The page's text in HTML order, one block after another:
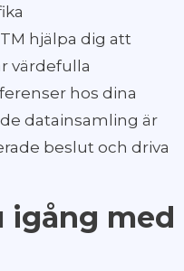
hjälpa dig att
värdefulla
hos dina
datainsamling är
beslut och driva
igång med